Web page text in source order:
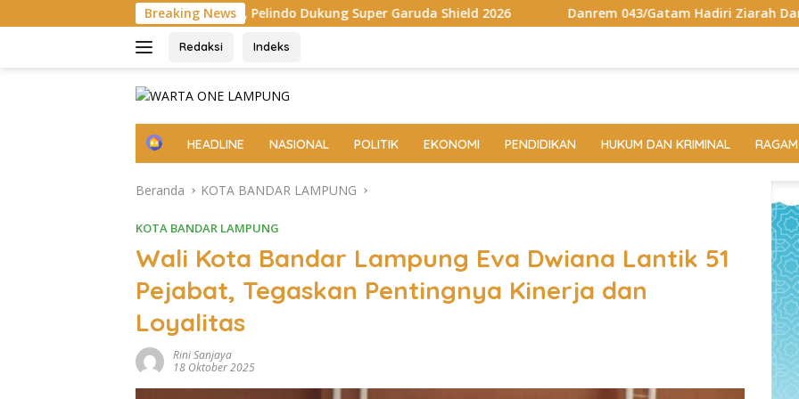
ke
Breaking News
Panjang, Pelindo Dukung Super Garuda Shield 2026 Danrem 043/Gatam Hadiri Ziarah Dan Bakti Kesehatan HUT
Redaksi Indeks
H
e
HEADLINE NASIONAL POLITIK EKONOMI PENDIDIKAN HUKUM DAN KRIMINAL RAGAM
Beranda KOTA BANDAR LAMPUNG
KOTA BANDAR LAMPUNG
Wali Kota Bandar Lampung Eva Dwiana Lantik 51
Pejabat, Tegaskan Pentingnya Kinerja dan
Loyalitas
Rini Sanjaya
18 Oktober 2025